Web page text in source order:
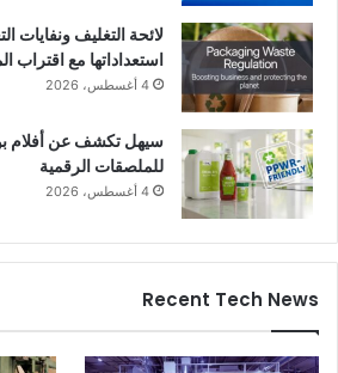
أهمية تطوير المهارات
ويتمثل محور رئيسي آخر في تطوير
لائحة التغليف ونفايات
استعداداتها مع اقتراب
4 أغسطس، 2026
سيهل تكشف عن أفلام
للملصقات الرقمية
4 أغسطس، 2026
Recent Tech News